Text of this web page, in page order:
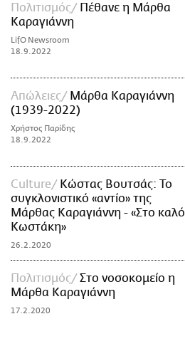
Πολιτισμός
Πέθανε η Μάρθα
Καραγιάννη
LifO Newsroom
18.9.2022
Απώλειες
Μάρθα Καραγιάννη
(1939-2022)
Χρήστος Παρίδης
18.9.2022
Culture
Κώστας Βουτσάς: Το
συγκλονιστικό «αντίο» της
Μάρθας Καραγιάννη - «Στο καλό
Κωστάκη»
26.2.2020
Πολιτισμός
Στο νοσοκομείο η
Μάρθα Καραγιάννη
17.2.2020